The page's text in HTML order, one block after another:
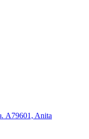
A79601, Anita